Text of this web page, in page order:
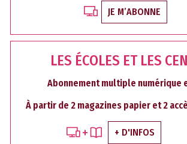
JE M’ABONNE
LES ÉCOLES ET LES
Abonnement multiple numérique
À partir de 2 magazines papier et 2
+ D'INFOS